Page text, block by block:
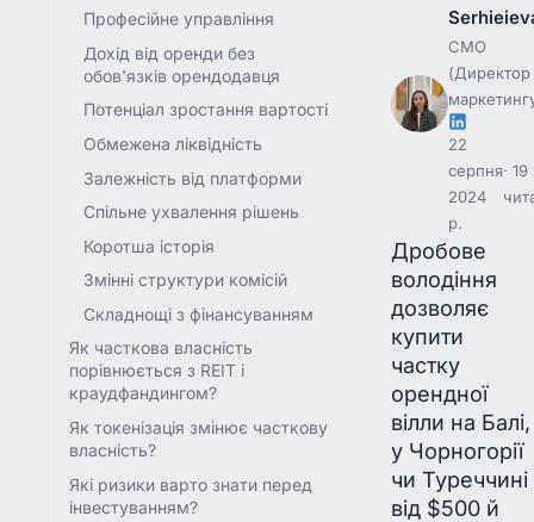
Професійне управління
Дохід від оренди без
обов'язків орендодавця
Потенціал зростання вартості
Обмежена ліквідність
Залежність від платформи
Спільне ухвалення рішень
Коротша історія
Змінні структури комісій
Складнощі з фінансуванням
Як часткова власність
порівнюється з REIT і
краудфандингом?
Як токенізація змінює часткову
власність?
Які ризики варто знати перед
інвестуванням?
CMO
(Директор
22
серпня
2024
р.
19
Дробове
володіння
дозволяє
купити
частку
орендної
вілли на Балі,
у Чорногорії
чи Туреччині
від $500 й